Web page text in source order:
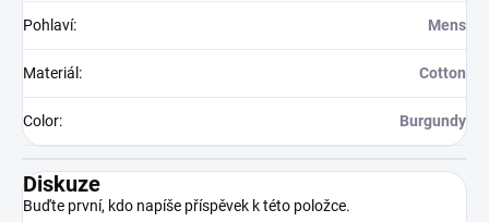
Pohlaví: Mens
Materiál : Cotton
Color: Burgundy
Diskuze
Buďte první, kdo napíše příspěvek k této položce.